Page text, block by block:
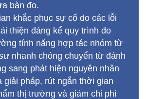
bàn đo.
khắc phục sự cố do các lỗi
thiện đáng kể quy trình đo
tính năng hợp tác nhóm từ
nhanh chóng chuyển từ đánh
sang phát hiện nguyên nhân
giải pháp, rút ngắn thời gian
thị trường và giảm chi phí